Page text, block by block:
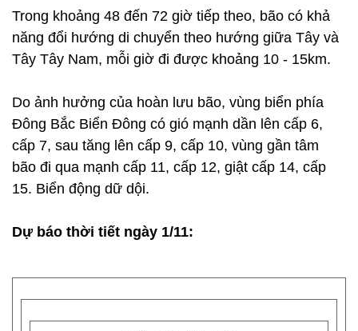
Trong khoảng 48 đến 72 giờ tiếp theo, bão có khả
năng đổi hướng di chuyển theo hướng giữa Tây và
Tây Tây Nam, mỗi giờ đi được khoảng 10 - 15km.
Do ảnh hưởng của hoàn lưu bão, vùng biển phía
Đông Bắc Biển Đông có gió mạnh dần lên cấp 6,
cấp 7, sau tăng lên cấp 9, cấp 10, vùng gần tâm
bão đi qua mạnh cấp 11, cấp 12, giật cấp 14, cấp
15. Biển động dữ dội.
Dự báo thời tiết ngày 1/11: